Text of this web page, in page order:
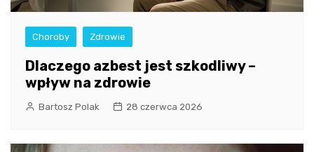
Choroby Zdrowie
Dlaczego azbest jest szkodliwy –
wpływ na zdrowie
Bartosz Polak 28 czerwca 2026